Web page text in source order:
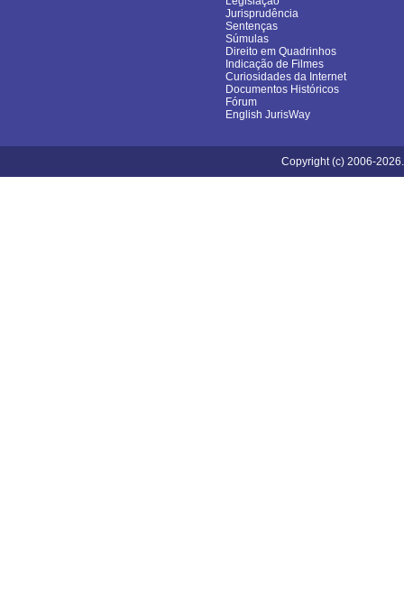
Jurisprudência
Sentenças
Súmulas
Direito em Quadrinhos
Indicação de Filmes
Curiosidades da Internet
Documentos Históricos
Fórum
English JurisWay
Copyright (c) 2006-